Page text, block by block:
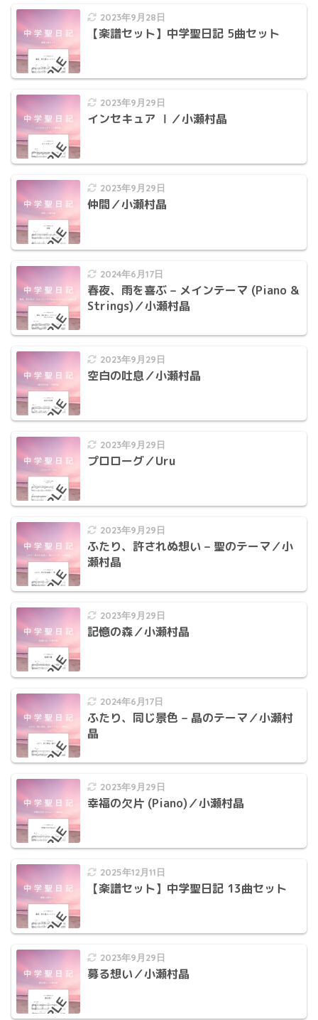
2023年9月28日
【楽譜セット】中学聖日記 5曲セット
2023年9月29日
インセキュア Ⅰ／小瀬村晶
2023年9月29日
仲間／小瀬村晶
2024年6月17日
春夜、雨を喜ぶ – メインテーマ (Piano &
Strings)／小瀬村晶
2023年9月29日
空白の吐息／小瀬村晶
2023年9月29日
プロローグ／Uru
2023年9月29日
ふたり、許されぬ想い – 聖のテーマ／小
瀬村晶
2023年9月29日
記憶の森／小瀬村晶
2024年6月17日
ふたり、同じ景色 – 晶のテーマ／小瀬村
晶
2023年9月29日
幸福の欠片 (Piano)／小瀬村晶
2025年12月11日
【楽譜セット】中学聖日記 13曲セット
2023年9月29日
募る想い／小瀬村晶